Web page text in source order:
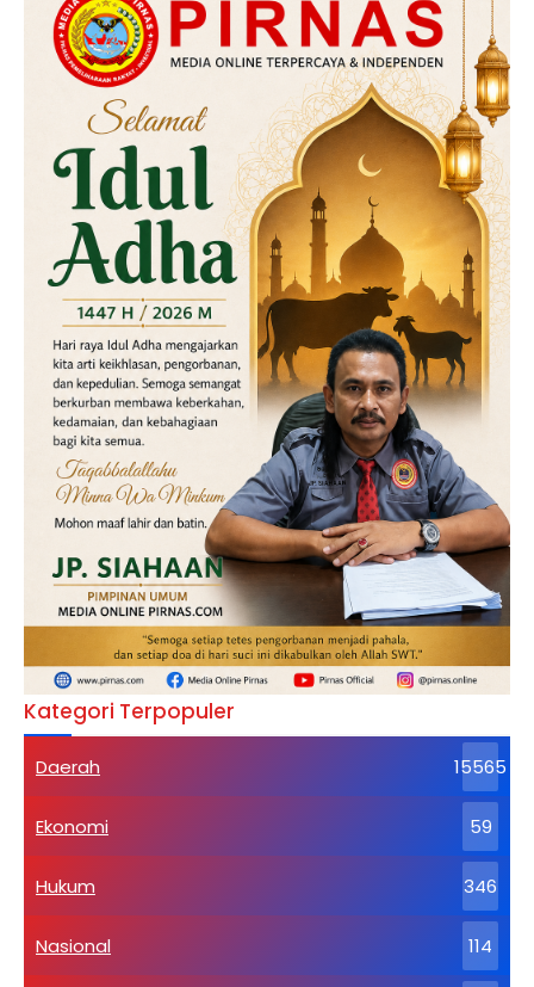
Hukum
Kriminal
Labusel
Kategori Terpopuler
Daerah 15565
Ekonomi 59
Hukum 346
Nasional 114